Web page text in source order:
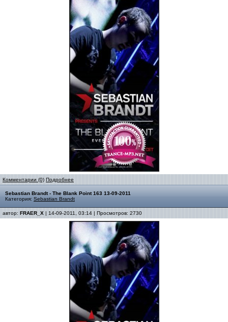
Комментарии (0) Подробнее
Sebastian Brandt - The Blank Point 163 13-09-2011
Категория: Sebastian Brandt
автор: FRAER_X | 14-09-2011, 03:14 | Просмотров: 2730